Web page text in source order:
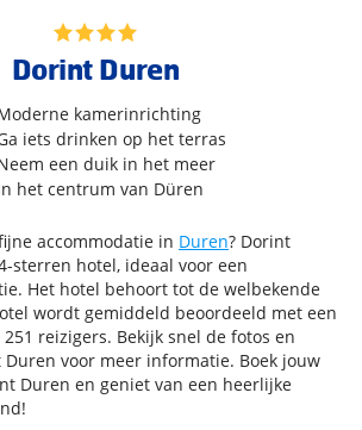
Dorint Duren
kamerinrichting
iets drinken op het terras
een duik in het meer
het centrum van Düren
accommodatie in Duren? Dorint
sterren hotel, ideaal voor een
Het hotel behoort tot de welbekende
wordt gemiddeld beoordeeld met een
reizigers. Bekijk snel de fotos en
voor meer informatie. Boek jouw
Duren en geniet van een heerlijke